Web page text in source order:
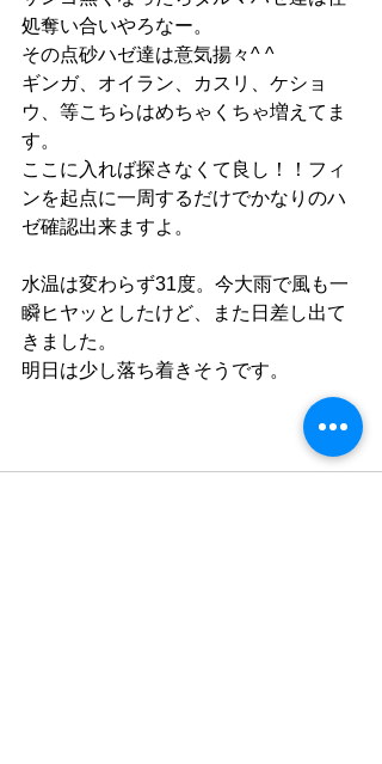
処奪い合いやろなー。
その点砂ハゼ達は意気揚々^ ^
ギンガ、オイラン、カスリ、ケショ
ウ、等こちらはめちゃくちゃ増えてま
す。
ここに入れば探さなくて良し！！フィ
ンを起点に一周するだけでかなりのハ
ゼ確認出来ますよ。
水温は変わらず31度。今大雨で風も一
瞬ヒヤッとしたけど、また日差し出て
きました。
明日は少し落ち着きそうです。